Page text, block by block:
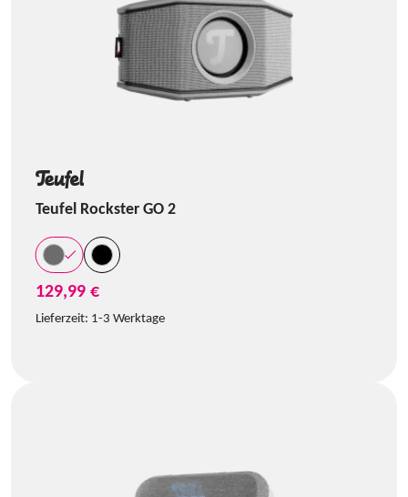
Teufel Rockster GO 2
129,99 €
Lieferzeit: 1-3 Werktage